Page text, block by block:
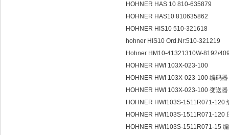
HOHNER HAS 10 810-635879
HOHNER HAS10 810635862
HOHNER HIS10 510-321618
hohner HIS10 Ord.Nr:510-321219
Hohner HM10-41321310W-8192/
HOHNER HWI 103X-023-100
HOHNER HWI 103X-023-100 编码器
HOHNER HWI 103X-023-100 变送器
HOHNER HWI103S-1511R071-120
HOHNER HWI103S-1511R071-120
HOHNER HWI103S-1511R071-15